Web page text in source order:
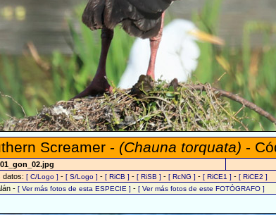
Screamer - (Chauna torquata) -
datos: [ C/Logo ] - [ S/Logo ] - [ RiCB ] - [ RiSB ] - [ RcNG ] - [ RiCE1 ] - [ RiCE2 ]
- [ Ver más fotos de esta ESPECIE ] - [ Ver más fotos de este FOTÓGRAFO ]